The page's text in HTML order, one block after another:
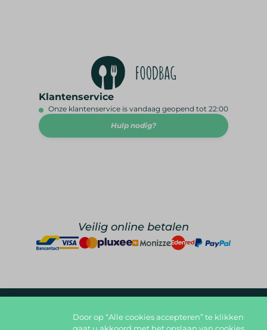
Klantenservice
Onze klantenservice is vandaag geopend tot 22:00
Hulp nodig?
Veilig online betalen
foodlover@foodbag.be 09 298 05 10
Door op “Alle cookies accepteren” te klikken